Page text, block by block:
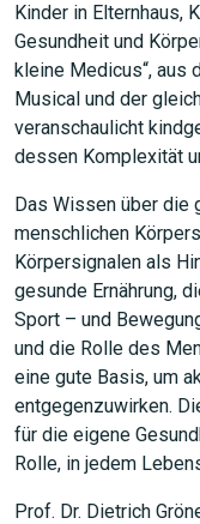
Kinder in Elternhaus,
Gesundheit und
kleine Medicus“, aus
Musical und der
veranschaulicht
dessen Komplexität
Das Wissen über die
menschlichen
Körpersignalen als
gesunde Ernährung,
Sport – und
und die Rolle des
eine gute Basis, um
entgegenzuwirken.
für die eigene
Rolle, in jedem
Prof. Dr. Dietrich